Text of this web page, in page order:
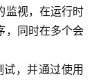
监视，在运行时
，同时在多个会
，并通过使用